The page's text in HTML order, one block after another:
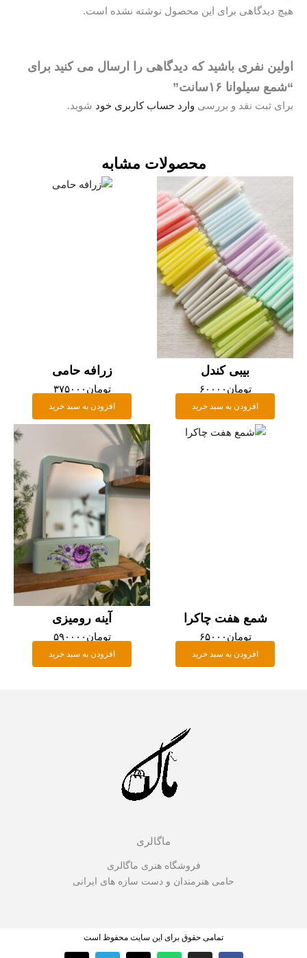
دیدگاهی برای این محصول نوشته نشده است.
نفری باشید که دیدگاهی را ارسال می کنید برای
سیلوانا ۱۶سانت”
ثبت نقد و بررسی وارد حساب کاربری خود شوید.
محصولات مشابه
بیبی کندل
۶۰۰۰۰
افزودن به سبد خرید
زرافه حامی
۳۷۵۰۰۰
افزودن به سبد خرید
شمع هفت چاکرا
۶۵۰۰۰
افزودن به سبد خرید
آینه رومیزی
۵۹۰۰۰۰
افزودن به سبد خرید
ماگالری
فروشگاه هنری ماگالری
حامی هنرمندان و دست سازه های ایرانی
تمامی حقوق برای این سایت محفوظ است